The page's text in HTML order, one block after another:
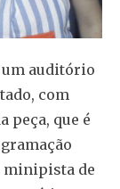
um auditório
com
peça, que é
minipista de